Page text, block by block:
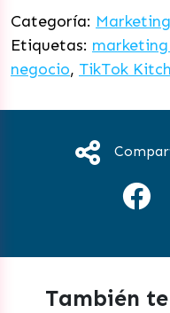
Categoría:
Etiquetas:
negocio, TikTok
También